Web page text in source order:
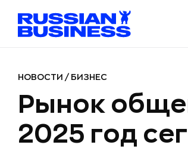
НОВОСТИ / БИЗНЕС
Рынок
2025 год